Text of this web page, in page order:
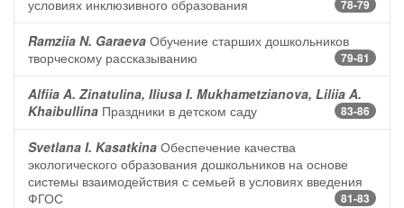
условиях инклюзивного образования 78-79
Ramziia N. Garaeva Обучение старших дошкольников
творческому рассказыванию
79-81
Alfiia A. Zinatulina, Iliusa I. Mukhametzianova, Liliia A.
Khaibullina Праздники в детском саду 83-86
Svetlana I. Kasatkina Обеспечение качества
экологического образования дошкольников на основе
системы взаимодействия с семьей в условиях введения
ФГОС
81-83